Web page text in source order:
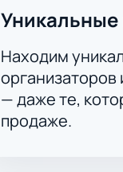
Находим
— даже те,
продаже.